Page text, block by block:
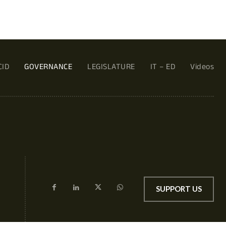
GOVERNANCE LEGISLATURE IT – ED Videos
SUPPORT US